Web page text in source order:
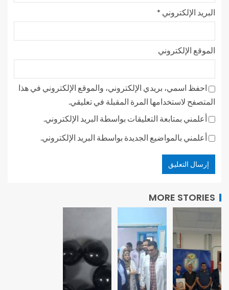
البريد الإلكتروني *
الموقع الإلكتروني
احفظ اسمي، بريدي الإلكتروني، والموقع الإلكتروني في هذا
المتصفح لاستخدامها المرة المقبلة في تعليقي.
أعلمني بمتابعة التعليقات بواسطة البريد الإلكتروني.
أعلمني بالمواضيع الجديدة بواسطة البريد الإلكتروني.
MORE STORIES